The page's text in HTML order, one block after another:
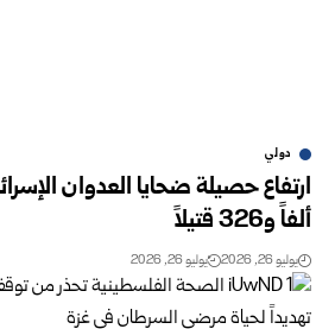
دولي
ألفاً و326 قتيلاً
يوليو 26, 2026 يوليو 26, 2026